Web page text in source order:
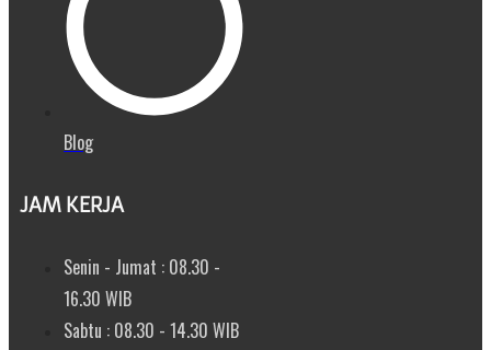
Blog
JAM KERJA
Senin - Jumat : 08.30 -
16.30 WIB
Sabtu : 08.30 - 14.30 WIB